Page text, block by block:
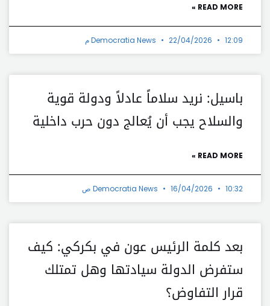
READ MORE »
Democratia News 22/04/2026 12:09 م
باسيل: نريد سلاماً عادلاً ودولة قوية
والسلاح يجب أن يُعالج دون حرب داخلية
READ MORE »
Democratia News 16/04/2026 10:32 ص
بعد كلمة الرئيس عون في بكركي: كيف
ستفرض الدولة سيادتها وهل تمتلك
قرار التفاوض؟